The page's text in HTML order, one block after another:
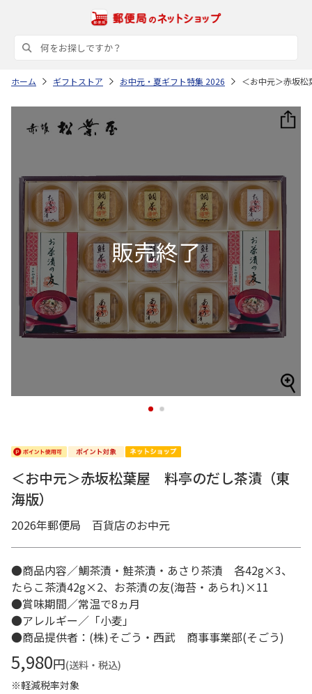
ホーム ギフトストア お中元・夏ギフト特集 2026 ＜お中元＞赤坂
1 2
＜お中元＞赤坂松葉屋 料亭のだし茶漬（東
海版）
2026年郵便局 百貨店のお中元
●商品内容／鯛茶漬・鮭茶漬・あさり茶漬 各42g×3、
たらこ茶漬42g×2、お茶漬の友(海苔・あられ)×11
●賞味期間／常温で8ヵ月
●アレルギー／「小麦」
●商品提供者：(株)そごう・西武 商事事業部(そごう)
5,980円(送料・税込)
※軽減税率対象